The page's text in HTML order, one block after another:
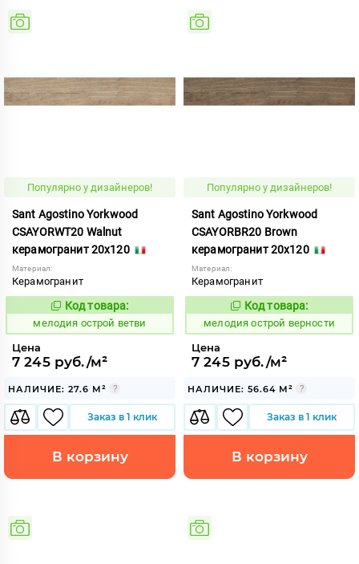
Популярно у дизайнеров!
Sant Agostino Yorkwood
CSAYORWT20 Walnut
керамогранит 20x120
Материал:
Керамогранит
961634
Код товара:
мелодия острой ветви
Цена
7 245 руб./м²
НАЛИЧИЕ: 27.6 М²
Заказ в 1 клик
В корзину
Популярно у дизайнеров!
Sant Agostino Yorkwood
CSAYORBR20 Brown
керамогранит 20x120
Материал:
Керамогранит
961631
Код товара:
мелодия острой верности
Цена
7 245 руб./м²
НАЛИЧИЕ: 56.64 М²
Заказ в 1 клик
В корзину